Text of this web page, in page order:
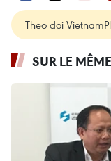
Theo dõi
SUR LE